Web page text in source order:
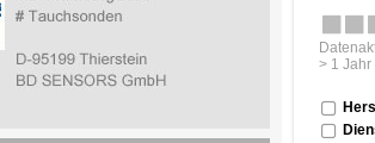
> 1 Jahr